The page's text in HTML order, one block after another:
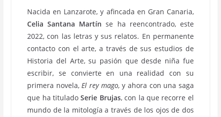
Nacida en Lanzarote, y afincada en Gran Canaria,
Celia Santana Martín se ha reencontrado, este
2022, con las letras y sus relatos. En permanente
contacto con el arte, a través de sus estudios de
Historia del Arte, su pasión que desde niña fue
escribir, se convierte en una realidad con su
primera novela,El rey mago, y ahora con una saga
que ha tituladoSerie Brujas, con la que recorre el
mundo de la mitología a través de los ojos de dos